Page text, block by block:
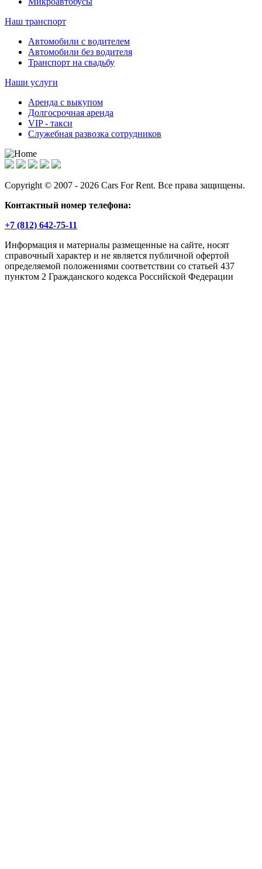
Наш транспорт
Автомобили с водителем
Автомобили без водителя
Транспорт на свадьбу
Наши услуги
Аренда с выкупом
Долгосрочная аренда
VIP - такси
Служебная развозка сотрудников
Copyright © 2007 - 2026 Cars For Rent. Все права защищены.
Контактный номер телефона:
+7 (812) 642-75-11
Информация и материалы размещенные на сайте, носят
справочный характер и не является публичной офертой
определяемой положениями соответствии со статьей 437
пунктом 2 Гражданского кодекса Российской Федерации